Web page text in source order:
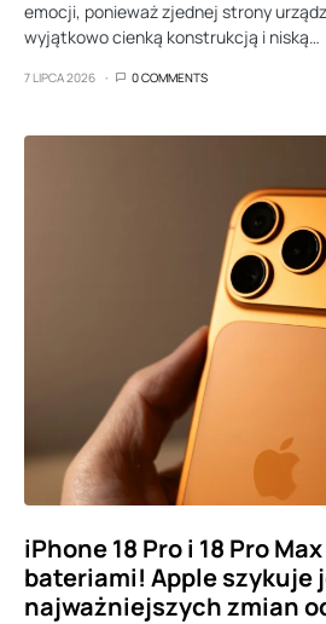
emocji, ponieważ zjednej strony
wyjątkowo cienką konstrukcją i niską…
7 LIPCA 2026 0 COMMENTS
iPhone 18 Pro i 18 Pro
bateriami! Apple szykuje
najważniejszych zmian